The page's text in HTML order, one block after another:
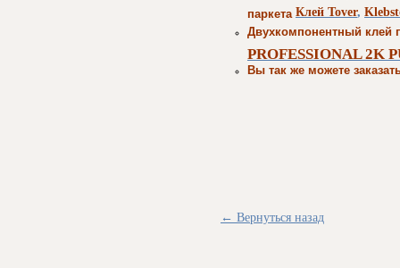
паркета Клей Tover,
Двухкомпонентный клей
PROFESSIONAL 2K
Вы так же можете
← Вернуться назад